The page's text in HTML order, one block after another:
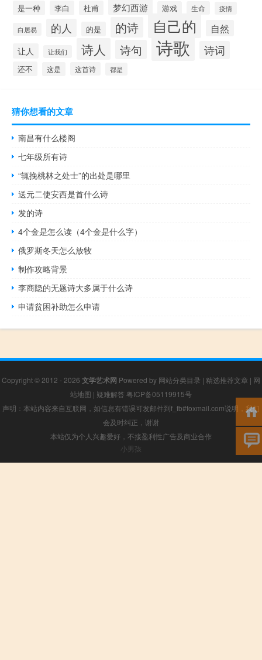
是一种 李白 杜甫 梦幻西游 游戏 生命 疫情
白居易 的人 的是 的诗 自己的 自然
让人 让我们 诗人 诗句 诗歌 诗词
还不 这是 这首诗 都是
猜你想看的文章
南昌有什么楼阁
七年级所有诗
“辄挽桃林之处士”的出处是哪里
送元二使安西是首什么诗
发的诗
4个金是怎么读（4个金是什么字）
俄罗斯冬天怎么放牧
制作攻略背景
李商隐的无题诗大多属于什么诗
申请贫困补助怎么申请
Copyright © 2012 - 2026 文学艺术网 Powered by 网站分类目录 | 精选推荐文章 | 网
站地图 | 疑难解答 粤ICP备05119915号
声明：本站内容来自互联网，如信息有错误可发邮件到f_fb#foxmail.com说明，我们
会及时纠正，谢谢
本站仅为个人兴趣爱好，不接盈利性广告及商业合作
小男孩